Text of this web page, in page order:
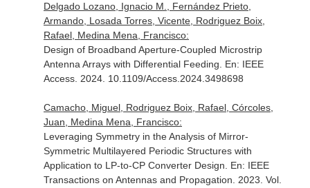
Delgado Lozano, Ignacio M., Fernández Prieto,
Armando, Losada Torres, Vicente, Rodriguez Boix,
Rafael, Medina Mena, Francisco:
Design of Broadband Aperture-Coupled Microstrip
Antenna Arrays with Differential Feeding. En: IEEE
Access. 2024. 10.1109/Access.2024.3498698
Camacho, Miguel, Rodriguez Boix, Rafael, Córcoles,
Juan, Medina Mena, Francisco:
Leveraging Symmetry in the Analysis of Mirror-
Symmetric Multilayered Periodic Structures with
Application to LP-to-CP Converter Design. En: IEEE
Transactions on Antennas and Propagation . 2023. Vol.